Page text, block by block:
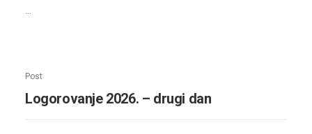
…
Post
Logorovanje 2026. – drugi dan